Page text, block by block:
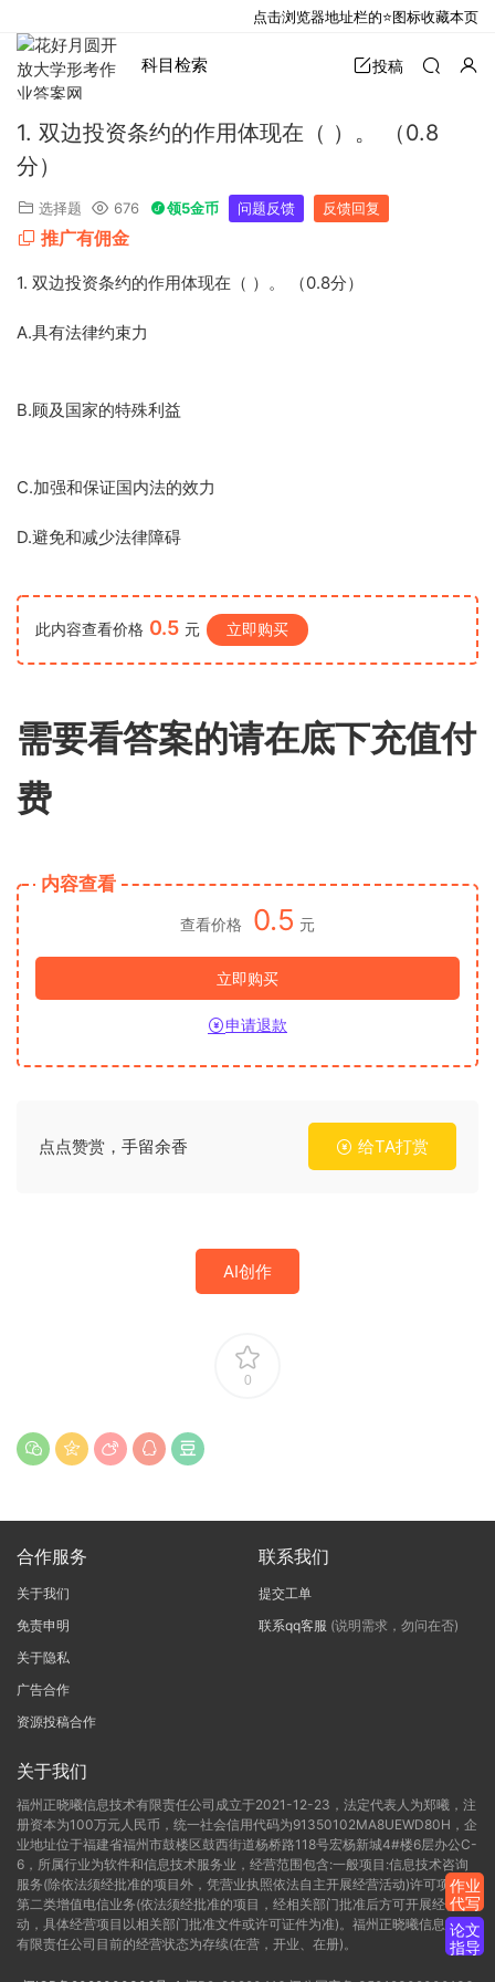
科目检索 投稿
1. 双边投资条约的作用体现在（ ）。 （0.8
分）
选择题 676 领5金币 问题反馈 反馈回复
推广有佣金
1. 双边投资条约的作用体现在（ ）。 （0.8分）
A.具有法律约束力
B.顾及国家的特殊利益
C.加强和保证国内法的效力
D.避免和减少法律障碍
此内容查看价格 0.5 元 立即购买
需要看答案的请在底下充值付
费
内容查看
查看价格 0.5 元
立即购买
申请退款
点点赞赏，手留余香 给TA打赏
AI创作
0
合作服务
关于我们
免责申明
关于隐私
广告合作
资源投稿合作
联系我们
提交工单
联系qq客服 (说明需求，勿问在否)
关于我们
福州正晓曦信息技术有限责任公司成立于2021-12-23，法定代表人为郑曦，注
册资本为100万元人民币，统一社会信用代码为91350102MA8UEWD80H，企
业地址位于福建省福州市鼓楼区鼓西街道杨桥路118号宏杨新城4#楼6层办公C-
6，所属行业为软件和信息技术服务业，经营范围包含:一般项目:信息技术咨询
服务(除依法须经批准的项目外，凭营业执照依法自主开展经营活动)许可项目:
第二类增值电信业务(依法须经批准的项目，经相关部门批准后方可开展经营活
动，具体经营项目以相关部门批准文件或许可证件为准)。福州正晓曦信息技术
有限责任公司目前的经营状态为存续(在营，开业、在册)。
点击浏览器地址栏的⭐图标收藏本页
作业
代写
论文
指导